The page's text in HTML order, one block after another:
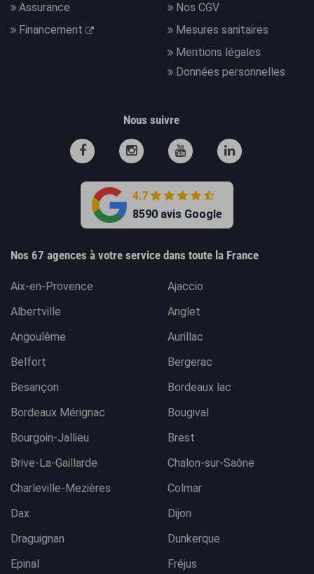
Assurance
Financement
Nos CGV
Mesures sanitaires
Mentions légales
Données personnelles
Nous suivre
4.7
8590 avis Google
Nos 67 agences à votre service dans toute la France
Aix-en-Provence
Ajaccio
Albertville
Anglet
Angoulême
Aurillac
Belfort
Bergerac
Besançon
Bordeaux lac
Bordeaux Mérignac
Bougival
Bourgoin-Jallieu
Brest
Brive-La-Gaillarde
Chalon-sur-Saône
Charleville-Mezières
Colmar
Dax
Dijon
Draguignan
Dunkerque
Epinal
Fréjus